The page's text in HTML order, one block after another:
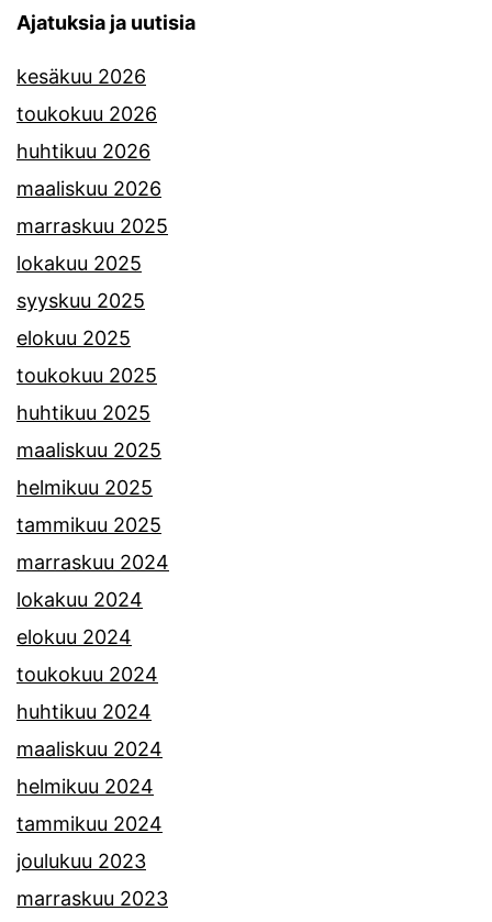
Ajatuksia ja uutisia
kesäkuu 2026
toukokuu 2026
huhtikuu 2026
maaliskuu 2026
marraskuu 2025
lokakuu 2025
syyskuu 2025
elokuu 2025
toukokuu 2025
huhtikuu 2025
maaliskuu 2025
helmikuu 2025
tammikuu 2025
marraskuu 2024
lokakuu 2024
elokuu 2024
toukokuu 2024
huhtikuu 2024
maaliskuu 2024
helmikuu 2024
tammikuu 2024
joulukuu 2023
marraskuu 2023